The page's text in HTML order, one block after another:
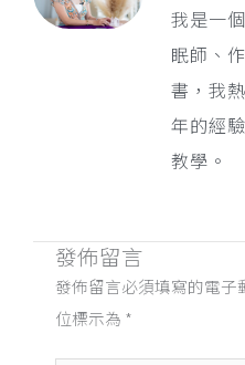
我是一
眠師、
書，我
年的經
教學。
發佈留言
發佈留言必須填寫的電子
位標示為 *